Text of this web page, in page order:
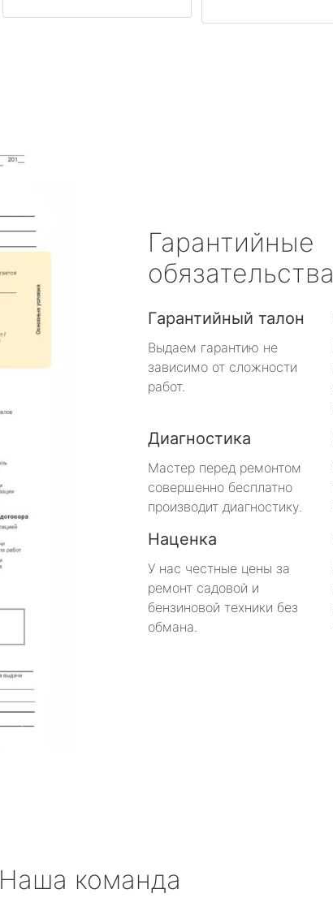
Гарантийные
обязательства
Гарантийный талон
Выдаем гарантию не
зависимо от сложности
работ.
Диагностика
Мастер перед ремонтом
совершенно бесплатно
производит диагностику.
Наценка
У нас честные цены за
ремонт садовой и
бензиновой техники без
обмана.
Наша команда